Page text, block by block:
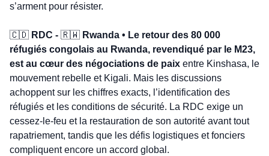
s’arment pour résister.
🇨🇩 RDC - 🇷🇼 Rwanda • Le retour des 80 000
réfugiés congolais au Rwanda, revendiqué par le M23,
est au cœur des négociations de paix entre Kinshasa, le
mouvement rebelle et Kigali. Mais les discussions
achoppent sur les chiffres exacts, l’identification des
réfugiés et les conditions de sécurité. La RDC exige un
cessez-le-feu et la restauration de son autorité avant tout
rapatriement, tandis que les défis logistiques et fonciers
compliquent encore un accord global.